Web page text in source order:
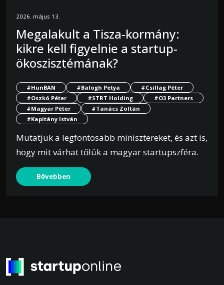
2026. május 13.
Megalakult a Tisza-kormány:
kikre kell figyelnie a startup-
ökoszisztémának?
#HunBAN #Balogh Petya
#Csillag Péter
#Oszkó Péter
#STRT Holding
#O3 Partners
#Magyar Péter
#Tanács Zoltán
#Kapitány István
Mutatjuk a legfontosabb minisztereket, és azt is,
hogy mit várhat tőlük a magyar startupszféra.
Bővebben